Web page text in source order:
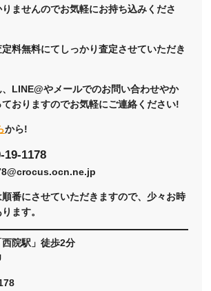
ませんのでお気軽にお持ち込みくださ
料無料にてしっかり査定させていただき
LINE@やメールでのお問い合わせやか
おりますのでお気軽にご連絡ください!
から!
19-1178
番にさせていただきますので、少々お時
ます。
院駅」徒歩2分